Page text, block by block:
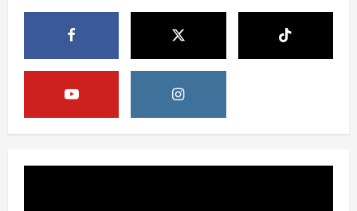
B50 Langkah Strategis Menuju
Kemerdekaan Energi Indonesia
August 5, 2026